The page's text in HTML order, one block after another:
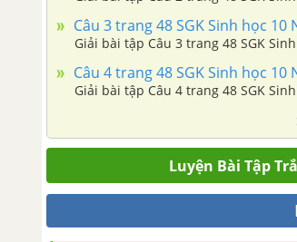
Câu 3 trang 48 SGK Sinh học 10
Giải bài tập Câu 3 trang 48 SGK
Câu 4 trang 48 SGK Sinh học 10
Giải bài tập Câu 4 trang 48 SGK
Luyện Bài Tập